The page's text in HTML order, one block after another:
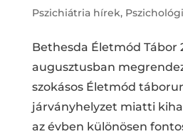
Pszichiátria hírek,
Bethesda Életmód Tábor
augusztusban
szokásos Életmód
járványhelyzet miatti
az évben különösen